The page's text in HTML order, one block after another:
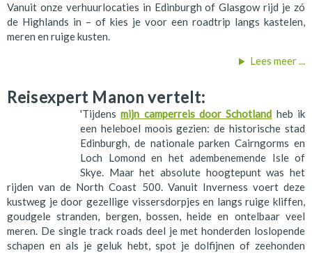
Vanuit onze verhuurlocaties in Edinburgh of Glasgow rijd je zó
de Highlands in – of kies je voor een roadtrip langs kastelen,
meren en ruige kusten.
Lees meer ...
Reisexpert Manon vertelt:
'Tijdensmijn camperreis door Schotland heb ik
een heleboel moois gezien: de historische stad
Edinburgh, de nationale parken Cairngorms en
Loch Lomond en het adembenemende Isle of
Skye. Maar het absolute hoogtepunt was het
rijden van de North Coast 500. Vanuit Inverness voert deze
kustweg je door gezellige vissersdorpjes en langs ruige kliffen,
goudgele stranden, bergen, bossen, heide en ontelbaar veel
meren. De single track roads deel je met honderden loslopende
schapen en als je geluk hebt, spot je dolfijnen of zeehonden